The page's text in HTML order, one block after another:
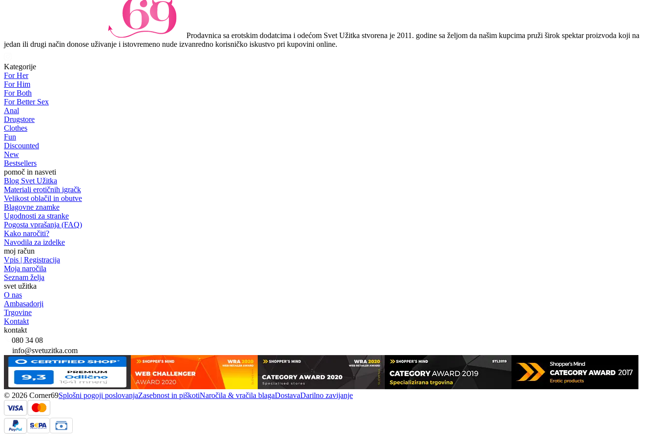
Prodavnica sa erotskim dodatcima i odećom Svet Užitka stvorena je 2011. godine sa željom da našim kupcima pruži širok spektar proizvoda koji na
jedan ili drugi način donose uživanje i istovremeno nude izvanredno korisničko iskustvo pri kupovini online.
Kategorije
For Her
For Him
For Both
For Better Sex
Anal
Drugstore
Clothes
Fun
Discounted
New
Bestsellers
pomoč in nasveti
Blog Svet Užitka
Materiali erotičnih igračk
Velikost oblačil in obutve
Blagovne znamke
Ugodnosti za stranke
Pogosta vprašanja (FAQ)
Kako naročiti?
Navodila za izdelke
moj račun
Vpis | Registracija
Moja naročila
Seznam želja
svet užitka
O nas
Ambasadorji
Trgovine
Kontakt
kontakt
080 34 08
info@svetuzitka.com
© 2026 Corner69Splošni pogoji poslovanjaZasebnost in piškotiNaročila & vračila blagaDostavaDarilno zavijanje